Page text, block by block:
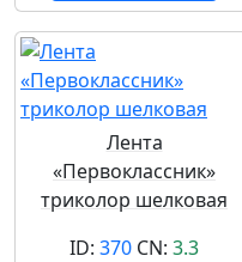
Лента
«Первоклассник»
триколор шелковая
ID: 370 CN: 3.3